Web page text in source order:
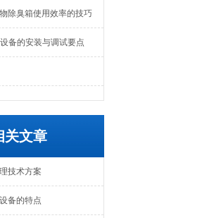
除臭箱使用效率的技巧
备的安装与调试要点
关文章
技术方案
备的特点